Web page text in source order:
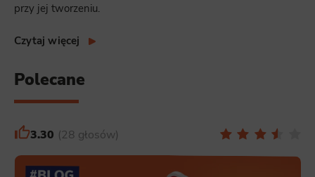
przy jej tworzeniu.
Czytaj więcej
Polecane
3.30 28 głosów